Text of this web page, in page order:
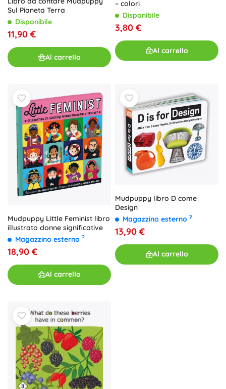
Sul Pianeta Terra
Disponibile
11,90 €
Al carrello
– colori
Disponibile
3,80 €
Al carrello
Mudpuppy Little Feminist libro
illustrato donne significative
Magazzino esterno ?
18,90 €
Al carrello
Mudpuppy libro D come
Design
Magazzino esterno ?
13,90 €
Al carrello